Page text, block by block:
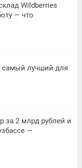
Wildberries
— что
самый лучший для
за 2 млрд рублей и
—